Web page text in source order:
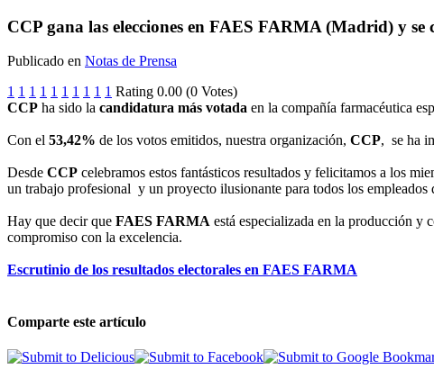
CCP gana las elecciones en FAES FARMA (Madrid) y
Publicado en Notas de Prensa
1 1 1 1 1 1 1 1 1 1 Rating 0.00 (0 Votes)
CCP ha sido la candidatura más votada en la compañía farmacéutica
Con el 53,42% de los votos emitidos, nuestra organización, CCP, se ha
Desde CCP celebramos estos fantásticos resultados y felicitamos a los
un trabajo profesional y un proyecto ilusionante para todos los empleados
Hay que decir que FAES FARMA está especializada en la producción y
compromiso con la excelencia.
Escrutinio de los resultados electorales en FAES FARMA
Comparte este artículo